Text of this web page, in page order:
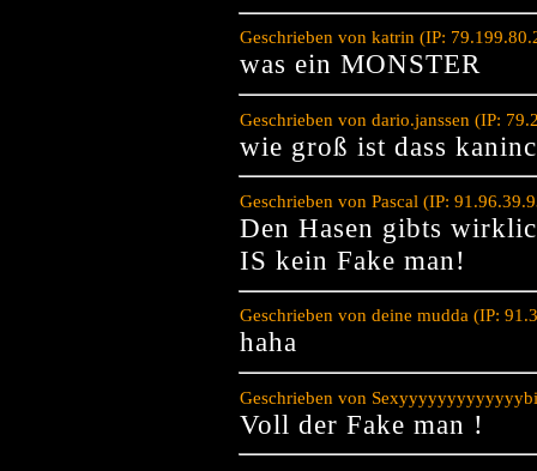
Geschrieben von katrin (IP:
was ein MONSTER
Geschrieben von dario.janssen (IP:
wie groß ist dass
Geschrieben von Pascal (IP:
Den Hasen gibts
IS kein Fake man!
Geschrieben von deine mudda (IP:
haha
Geschrieben von
Voll der Fake man !